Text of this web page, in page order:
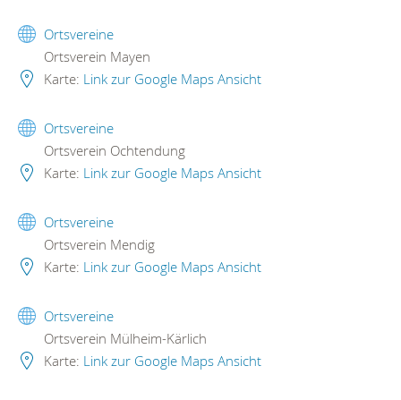
Ortsvereine
Ortsverein Mayen
Karte: Link zur Google Maps Ansicht
Ortsvereine
Ortsverein Ochtendung
Karte: Link zur Google Maps Ansicht
Ortsvereine
Ortsverein Mendig
Karte: Link zur Google Maps Ansicht
Ortsvereine
Ortsverein Mülheim-Kärlich
Karte: Link zur Google Maps Ansicht